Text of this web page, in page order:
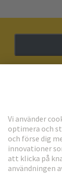
HARTING:s
Gå till